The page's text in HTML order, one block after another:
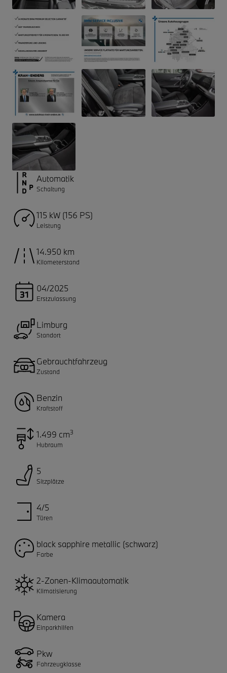
Automatik
Schaltung
115 kW (156 PS)
Leistung
14.950 km
Kilometerstand
04/2025
Erstzulassung
Limburg
Standort
Gebrauchtfahrzeug
Zustand
Benzin
Kraftstoff
1.499 cm3
Hubraum
5
Sitzplätze
4/5
Türen
black sapphire metallic (schwarz)
Farbe
2-Zonen-Klimaautomatik
Klimatisierung
Kamera
Einparkhilfen
Pkw
Fahrzeugklasse